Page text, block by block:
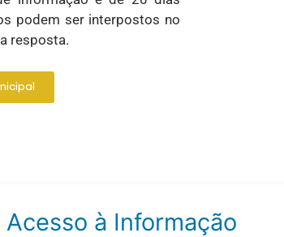
podem ser interpostos no
resposta.
à Informação